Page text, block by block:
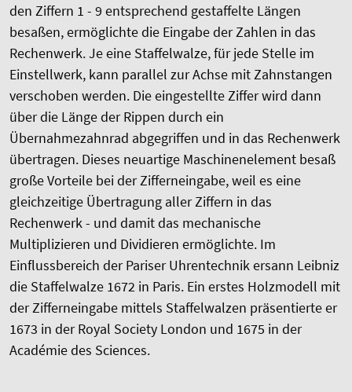
den Ziffern 1 - 9 entsprechend gestaffelte Längen
besaßen, ermöglichte die Eingabe der Zahlen in das
Rechenwerk. Je eine Staffelwalze, für jede Stelle im
Einstellwerk, kann parallel zur Achse mit Zahnstangen
verschoben werden. Die eingestellte Ziffer wird dann
über die Länge der Rippen durch ein
Übernahmezahnrad abgegriffen und in das Rechenwerk
übertragen. Dieses neuartige Maschinenelement besaß
große Vorteile bei der Zifferneingabe, weil es eine
gleichzeitige Übertragung aller Ziffern in das
Rechenwerk - und damit das mechanische
Multiplizieren und Dividieren ermöglichte. Im
Einflussbereich der Pariser Uhrentechnik ersann Leibniz
die Staffelwalze 1672 in Paris. Ein erstes Holzmodell mit
der Zifferneingabe mittels Staffelwalzen präsentierte er
1673 in der Royal Society London und 1675 in der
Académie des Sciences.